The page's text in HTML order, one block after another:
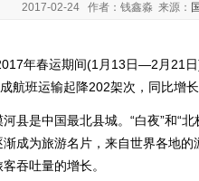
2017-02-24 作者：钱鑫淼 来源：
年春运期间(1月13日—2月21日)
航班运输起降202架次，同比增长
是中国最北县城。“白夜”和“北
成为旅游名片，来自世界各地的
吞吐量的增长。